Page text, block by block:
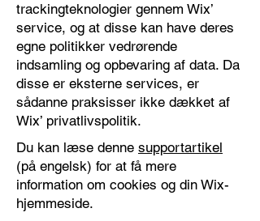
trackingteknologier gennem Wix’
service, og at disse kan have deres
egne politikker vedrørende
indsamling og opbevaring af data. Da
disse er eksterne services, er
sådanne praksisser ikke dækket af
Wix’ privatlivspolitik.
Du kan læse denne supportartikel
(på engelsk) for at få mere
information om cookies og din Wix-
hjemmeside.